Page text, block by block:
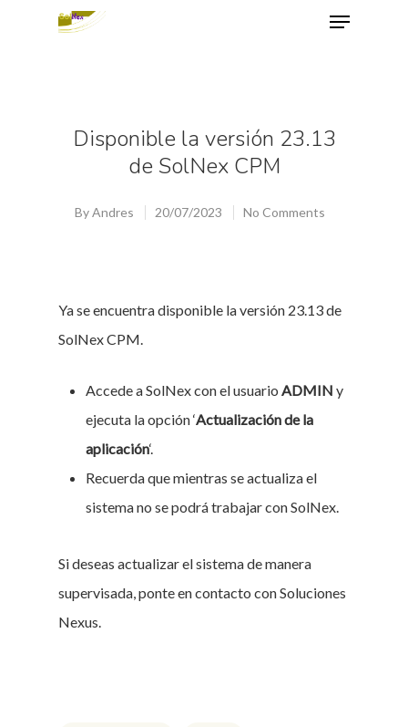
Disponible la versión 23.13
de SolNex CPM
ByAndres 20/07/2023 No Comments
Ya se encuentra disponible la versión 23.13 de
SolNex CPM.
Accede a SolNex con el usuario ADMIN y
ejecuta la opción ‘Actualización de la
aplicación‘.
Recuerda que mientras se actualiza el
sistema no se podrá trabajar con SolNex.
Si deseas actualizar el sistema de manera
supervisada, ponte en contacto con Soluciones
Nexus.